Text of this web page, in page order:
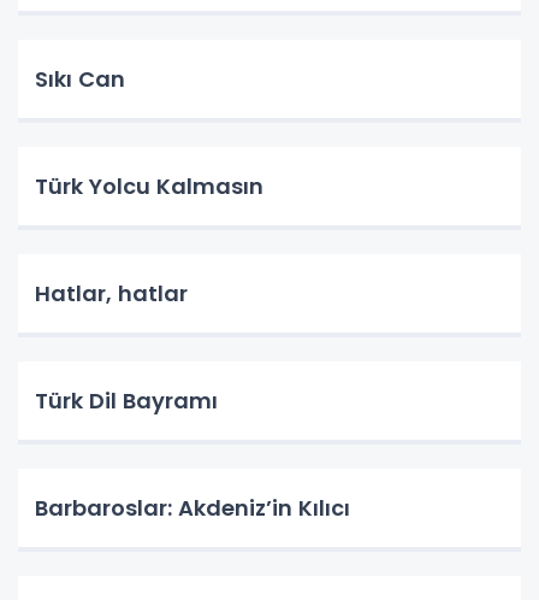
Sıkı Can
Türk Yolcu Kalmasın
Hatlar, hatlar
Türk Dil Bayramı
Barbaroslar: Akdeniz’in Kılıcı